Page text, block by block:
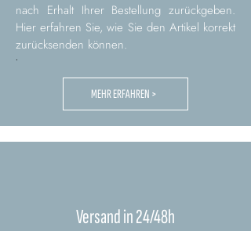
nach Erhalt Ihrer Bestellung zurückgeben.
Hier erfahren Sie, wie Sie den Artikel korrekt
zurücksenden können.
MEHR ERFAHREN >
Versand in 24/48h